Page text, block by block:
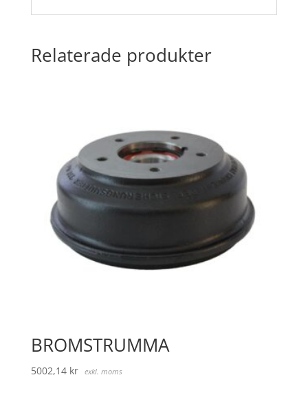
Relaterade produkter
BROMSTRUMMA
5002,14 kr exkl. moms